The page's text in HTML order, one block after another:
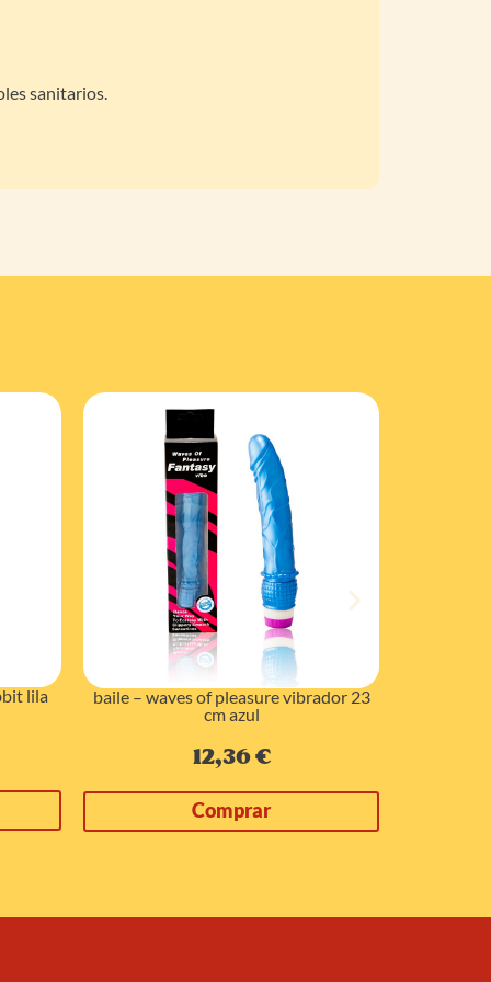
sanitarios.
lila
baile – waves of pleasure vibrador 23
cm azul
12,36€
Comprar